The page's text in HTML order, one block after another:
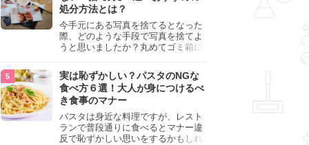
処分方法とは？
今手元にある写真を捨てるとなった
際、どのような手段で写真を捨てよ
うと思いましたか？丸めてゴミ箱に
真は個人情報が詰まっているので、
ただ丸めただけの状態で捨ててしま
うのは危険です。写真にすべきでは
ない捨て方をまとめているので、ぜ
ひチェックしておきましょう。
実は恥ずかしい？パスタのNGな
食べ方６選！大人が身につけるべ
き食事のマナー
パスタは身近な料理ですが、レスト
ランで普段通りに食べるとマナー違
反で恥ずかしい思いをするかもしれ